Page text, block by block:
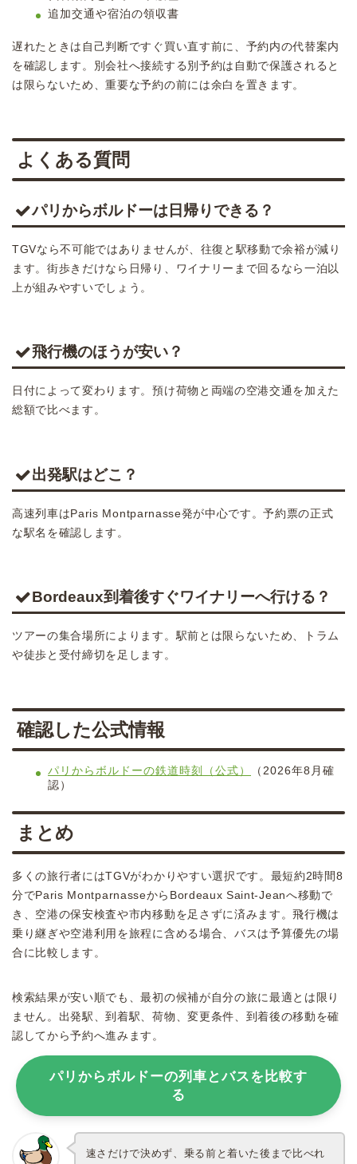
追加交通や宿泊の領収書
遅れたときは自己判断ですぐ買い直す前に、予約内の代替案内
を確認します。別会社へ接続する別予約は自動で保護されると
は限らないため、重要な予約の前には余白を置きます。
よくある質問
パリからボルドーは日帰りできる？
TGVなら不可能ではありませんが、往復と駅移動で余裕が減り
ます。街歩きだけなら日帰り、ワイナリーまで回るなら一泊以
上が組みやすいでしょう。
飛行機のほうが安い？
日付によって変わります。預け荷物と両端の空港交通を加えた
総額で比べます。
出発駅はどこ？
高速列車はParis Montparnasse発が中心です。予約票の正式
な駅名を確認します。
Bordeaux到着後すぐワイナリーへ行ける？
ツアーの集合場所によります。駅前とは限らないため、トラム
や徒歩と受付締切を足します。
確認した公式情報
パリからボルドーの鉄道時刻（公式）
（2026年8月確
認）
まとめ
多くの旅行者にはTGVがわかりやすい選択です。最短約2時間8
分でParis MontparnasseからBordeaux Saint-Jeanへ移動で
き、空港の保安検査や市内移動を足さずに済みます。飛行機は
乗り継ぎや空港利用を旅程に含める場合、バスは予算優先の場
合に比較します。
検索結果が安い順でも、最初の候補が自分の旅に最適とは限り
ません。出発駅、到着駅、荷物、変更条件、到着後の移動を確
認してから予約へ進みます。
パリからボルドーの列車とバスを比較す
る
速さだけで決めず、乗る前と着いた後まで比べれ